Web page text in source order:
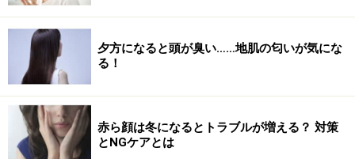
「ヒップリフトスウィング」STEP1
2.息を吸いながらお腹の筋肉を使ってヒップを浮かせま
「ヒップリフトスウィング」STEP2
夕方になると頭が臭い……地肌の匂いが気にな
る！
赤ら顔は冬になるとトラブルが増える？ 対策
とNGケアとは